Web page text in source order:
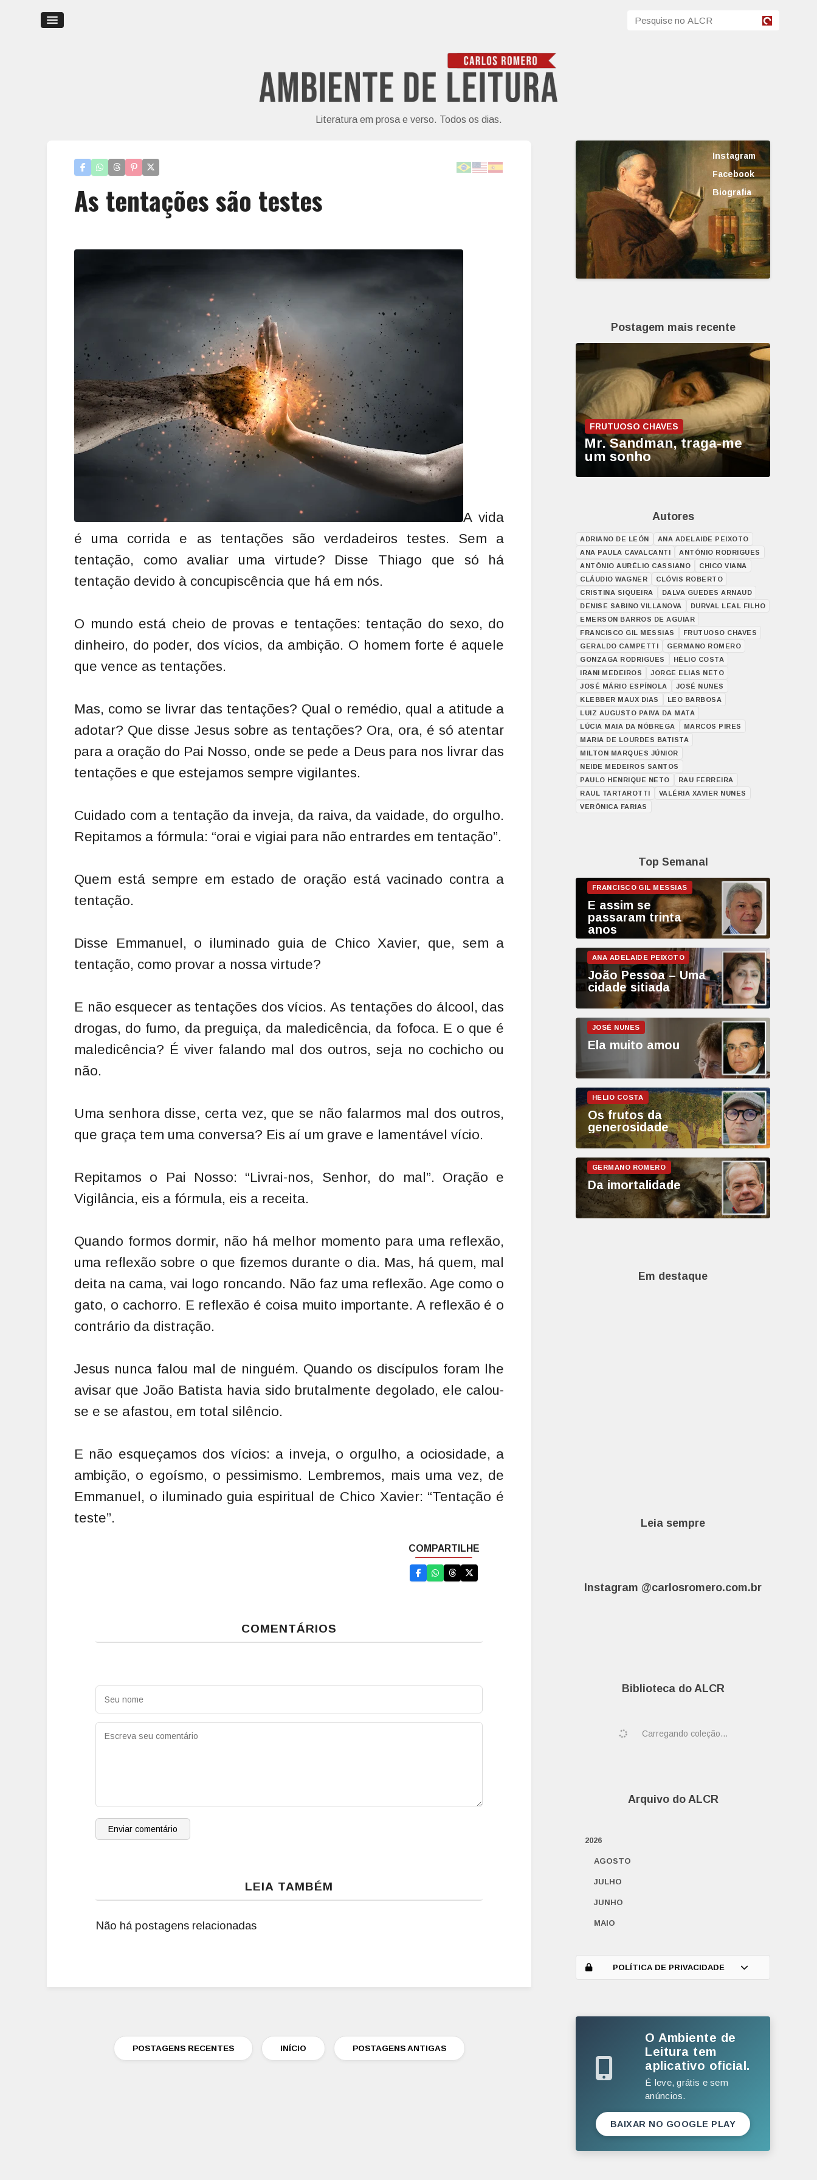
Literatura em prosa e verso. Todos os dias.
As tentações são testes
Avida
é uma corrida e as tentações são verdadeiros testes. Sem a
tentação, como avaliar uma virtude? Disse Thiago que só há
tentação devido à concupiscência que há em nós.
O mundo está cheio de provas e tentações: tentação do sexo, do
dinheiro, do poder, dos vícios, da ambição. O homem forte é aquele
que vence as tentações.
Mas, como se livrar das tentações? Qual o remédio, qual a atitude a
adotar? Que disse Jesus sobre as tentações? Ora, ora, é só atentar
para a oração do Pai Nosso, onde se pede a Deus para nos livrar das
tentações e que estejamos sempre vigilantes.
Cuidado com a tentação da inveja, da raiva, da vaidade, do orgulho.
Repitamos a fórmula: “orai e vigiai para não entrardes em tentação”.
Quem está sempre em estado de oração está vacinado contra a
tentação.
Disse Emmanuel, o iluminado guia de Chico Xavier, que, sem a
tentação, como provar a nossa virtude?
E não esquecer as tentações dos vícios. As tentações do álcool, das
drogas, do fumo, da preguiça, da maledicência, da fofoca. E o que é
maledicência? É viver falando mal dos outros, seja no cochicho ou
não.
Uma senhora disse, certa vez, que se não falarmos mal dos outros,
que graça tem uma conversa? Eis aí um grave e lamentável vício.
Repitamos o Pai Nosso: “Livrai-nos, Senhor, do mal”. Oração e
Vigilância, eis a fórmula, eis a receita.
Quando formos dormir, não há melhor momento para uma reflexão,
uma reflexão sobre o que fizemos durante o dia. Mas, há quem, mal
deita na cama, vai logo roncando. Não faz uma reflexão. Age como o
gato, o cachorro. E reflexão é coisa muito importante. A reflexão é o
contrário da distração.
Jesus nunca falou mal de ninguém. Quando os discípulos foram lhe
avisar que João Batista havia sido brutalmente degolado, ele calou-
se e se afastou, em total silêncio.
E não esqueçamos dos vícios: a inveja, o orgulho, a ociosidade, a
ambição, o egoísmo, o pessimismo. Lembremos, mais uma vez, de
Emmanuel, o iluminado guia espiritual de Chico Xavier: “Tentação é
teste”.
COMENTÁRIOS
Enviar comentário
LEIA TAMBÉM
Não há postagens relacionadas
POSTAGENS RECENTES INÍCIO POSTAGENS ANTIGAS
Instagram
Facebook
Biografia
Postagem mais recente
FRUTUOSO CHAVES
Mr. Sandman, traga-me
um sonho
Autores
ADRIANO DE LEÓN
ANA ADELAIDE PEIXOTO
ANA PAULA CAVALCANTI
ANTÓNIO RODRIGUES
ANTÔNIO AURÉLIO CASSIANO
CHICO VIANA
CLÁUDIO WAGNER
CLÓVIS ROBERTO
CRISTINA SIQUEIRA
DALVA GUEDES ARNAUD
DENISE SABINO VILLANOVA
DURVAL LEAL FILHO
EMERSON BARROS DE AGUIAR
FRANCISCO GIL MESSIAS
FRUTUOSO CHAVES
GERALDO CAMPETTI
GERMANO ROMERO
GONZAGA RODRIGUES
HÉLIO COSTA
IRANI MEDEIROS
JORGE ELIAS NETO
JOSÉ MÁRIO ESPÍNOLA
JOSÉ NUNES
KLEBBER MAUX DIAS
LEO BARBOSA
LUIZ AUGUSTO PAIVA DA MATA
LÚCIA MAIA DA NÓBREGA
MARCOS PIRES
MARIA DE LOURDES BATISTA
MILTON MARQUES JÚNIOR
NEIDE MEDEIROS SANTOS
PAULO HENRIQUE NETO
RAU FERREIRA
RAUL TARTAROTTI
VALÉRIA XAVIER NUNES
VERÔNICA FARIAS
Top Semanal
E assim se
passaram trinta
anos
João Pessoa – Uma
cidade sitiada
Ela muito amou
Os frutos da
generosidade
Da imortalidade
Em destaque
Leia sempre
Instagram @carlosromero.com.br
Biblioteca do ALCR
Carregando coleção...
Arquivo do ALCR
2026
AGOSTO
JULHO
JUNHO
MAIO
MARÇO
DEZEMBRO
NOVEMBRO
SETEMBRO
POLÍTICA DE PRIVACIDADE
O Ambiente de
Leitura tem
aplicativo oficial.
É leve, grátis e sem
anúncios.
BAIXAR NO GOOGLE PLAY